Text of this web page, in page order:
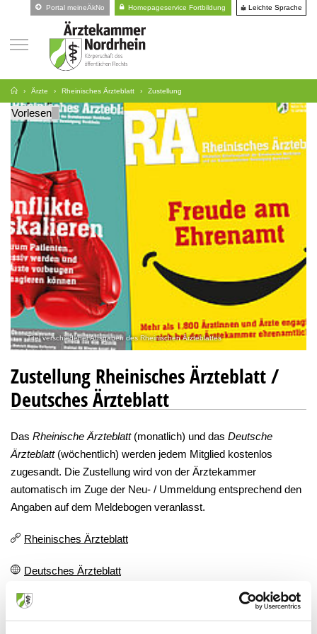
Portal meineÄkNo Homepageservice Fortbildung Leichte Sprache
Ärzte Rheinisches Ärzteblatt Zustellung
Vorlesen
Titel verschiedener Ausgaben des Rheinischen Ärzteblattes
Zustellung Rheinisches Ärzteblatt /
Deutsches Ärzteblatt
Das Rheinische Ärzteblatt(monatlich) und das Deutsche
Ärzteblatt(wöchentlich) werden jedem Mitglied kostenlos
zugesandt. Die Zustellung wird von der Ärztekammer
automatisch im Zuge der Neu- / Ummeldung entsprechend den
Angaben auf dem Meldebogen veranlasst.
Rheinisches Ärzteblatt
Deutsches Ärzteblatt
Anschriftenänderungen / Nicht Lieferung